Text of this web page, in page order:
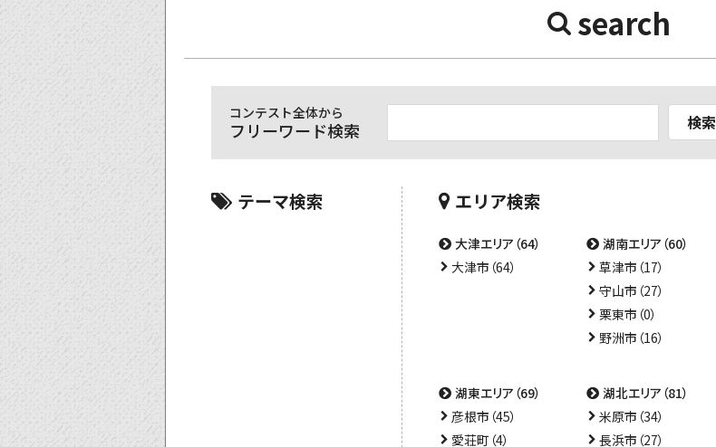
search
コンテスト全体から
フリーワード検索 検索
テーマ検索 エリア検索
大津エリア（64）
大津市（64）
湖南エリア（60）
草津市（17）
守山市（27）
栗東市（0）
野洲市（16）
湖東エリア（69）
彦根市（45）
愛荘町（4）
湖北エリア（81）
米原市（34）
長浜市（27）